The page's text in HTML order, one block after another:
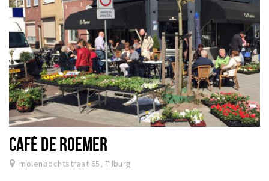
CAFÉ DE ROEMER
molenbochtstraat 65, Tilburg